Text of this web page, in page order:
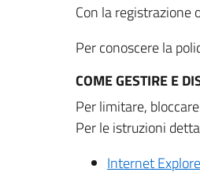
Con la registrazione
Per conoscere la
COME GESTIRE E
Per limitare,
Per le istruzioni
Internet